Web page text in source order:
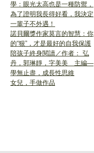
學：眼光太高也是一種防禦，
為了證明我長得好看，我決定
一輩子不外遇！
諾貝爾獎作家莫言的智慧：你
的“狠”，才是最好的自我保護
陪孩子終身閱讀／作者： 弘
丹，郭琳靜，字美美 主編—
學無止盡，成長性思維
女兒，手做作品